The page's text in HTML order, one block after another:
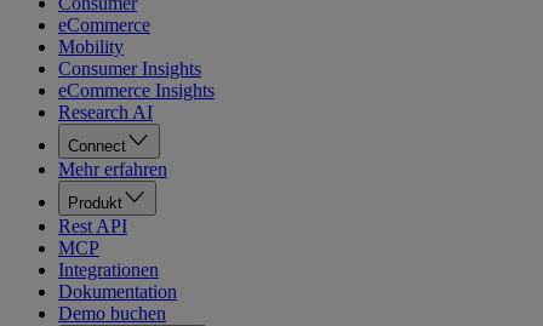
eCommerce
Mobility
Consumer Insights
eCommerce Insights
Research AI
Connect
Mehr erfahren
Produkt
Rest API
MCP
Integrationen
Dokumentation
Demo buchen